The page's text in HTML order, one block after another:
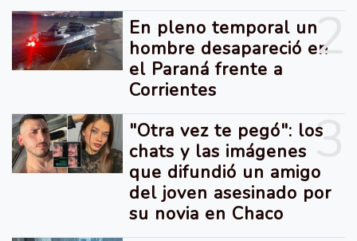
2
En pleno temporal un
hombre desapareció en
el Paraná frente a
Corrientes
3
"Otra vez te pegó": los
chats y las imágenes
que difundió un amigo
del joven asesinado por
su novia en Chaco